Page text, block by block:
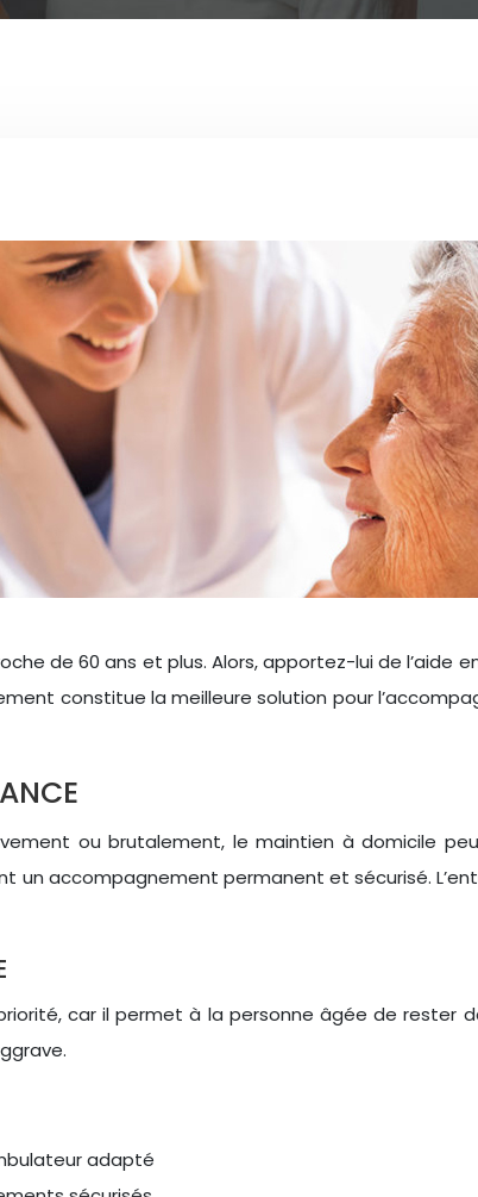
de 60 ans et plus. Alors, apportez-lui de l’aide
constitue la meilleure solution pour
ou brutalement, le maintien à domicile
un accompagnement permanent et sécurisé.
car il permet à la personne âgée de rester
adapté